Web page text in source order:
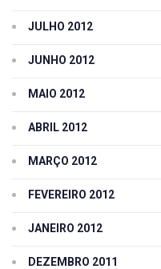
JULHO 2012
JUNHO 2012
MAIO 2012
ABRIL 2012
MARÇO 2012
FEVEREIRO 2012
JANEIRO 2012
DEZEMBRO 2011